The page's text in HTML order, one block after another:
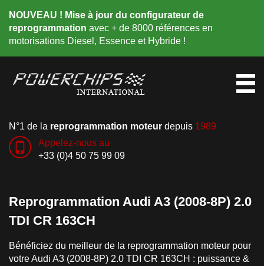
NOUVEAU ! Mise à jour du configurateur de
reprogrammation avec + de 8000 références en
motorisations Diesel, Essence et Hybride !
N°1 de la reprogrammation moteur depuis 1989
Appelez-nous au
+33 (0)4 50 75 99 09
Reprogrammation Audi A3 (2008-8P) 2.0
TDI CR 163CH
Bénéficiez du meilleur de la reprogrammation moteur pour
votre Audi A3 (2008-8P) 2.0 TDI CR 163CH : puissance &